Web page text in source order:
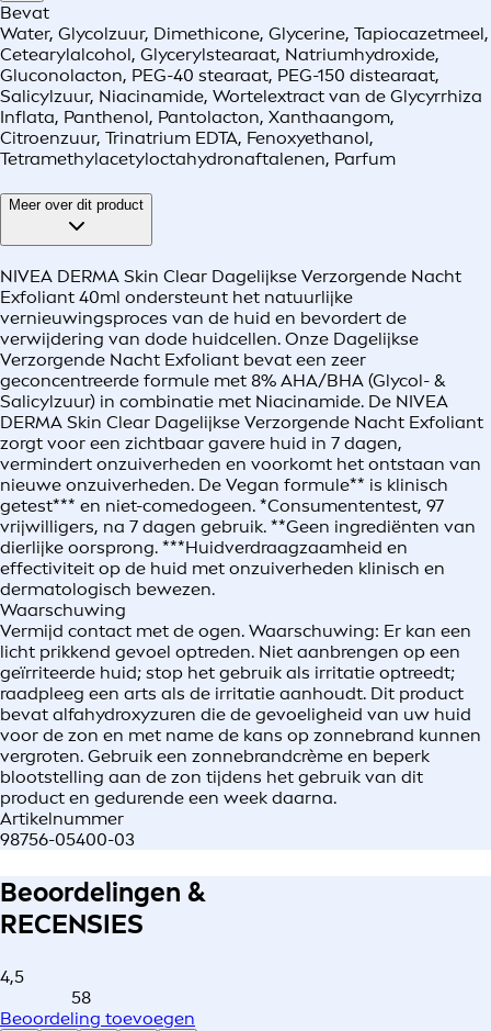
Bevat
Water, Glycolzuur, Dimethicone, Glycerine, Tapiocazetmeel,
Cetearylalcohol, Glycerylstearaat, Natriumhydroxide,
Gluconolacton, PEG-40 stearaat, PEG-150 distearaat,
Salicylzuur, Niacinamide, Wortelextract van de Glycyrrhiza
Inflata, Panthenol, Pantolacton, Xanthaangom,
Citroenzuur, Trinatrium EDTA, Fenoxyethanol,
Tetramethylacetyloctahydronaftalenen, Parfum
Meer over dit product
NIVEA DERMA Skin Clear Dagelijkse Verzorgende Nacht
Exfoliant 40ml ondersteunt het natuurlijke
vernieuwingsproces van de huid en bevordert de
verwijdering van dode huidcellen. Onze Dagelijkse
Verzorgende Nacht Exfoliant bevat een zeer
geconcentreerde formule met 8% AHA/BHA (Glycol- &
Salicylzuur) in combinatie met Niacinamide. De NIVEA
DERMA Skin Clear Dagelijkse Verzorgende Nacht Exfoliant
zorgt voor een zichtbaar gavere huid in 7 dagen,
vermindert onzuiverheden en voorkomt het ontstaan van
nieuwe onzuiverheden. De Vegan formule** is klinisch
getest*** en niet-comedogeen. *Consumententest, 97
vrijwilligers, na 7 dagen gebruik. **Geen ingrediënten van
dierlijke oorsprong. ***Huidverdraagzaamheid en
effectiviteit op de huid met onzuiverheden klinisch en
dermatologisch bewezen.
Waarschuwing
Vermijd contact met de ogen. Waarschuwing: Er kan een
licht prikkend gevoel optreden. Niet aanbrengen op een
geïrriteerde huid; stop het gebruik als irritatie optreedt;
raadpleeg een arts als de irritatie aanhoudt. Dit product
bevat alfahydroxyzuren die de gevoeligheid van uw huid
voor de zon en met name de kans op zonnebrand kunnen
vergroten. Gebruik een zonnebrandcrème en beperk
blootstelling aan de zon tijdens het gebruik van dit
product en gedurende een week daarna.
Artikelnummer
98756-05400-03
Beoordelingen &
RECENSIES
4,5
58
Beoordeling toevoegen